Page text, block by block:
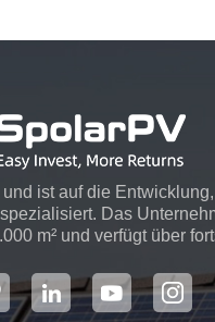
ist auf die
Das
m² und verfügt über